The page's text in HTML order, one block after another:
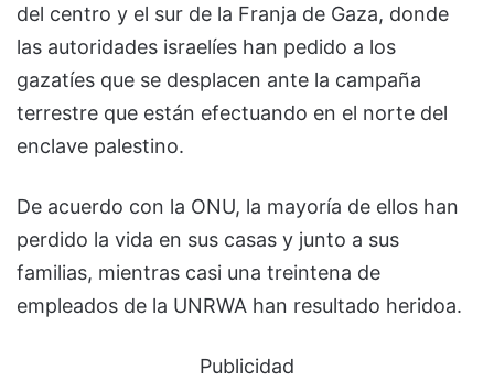
del centro y el sur de la Franja de Gaza, donde
las autoridades israelíes han pedido a los
gazatíes que se desplacen ante la campaña
terrestre que están efectuando en el norte del
enclave palestino.
De acuerdo con la ONU, la mayoría de ellos han
perdido la vida en sus casas y junto a sus
familias, mientras casi una treintena de
empleados de la UNRWA han resultado heridoa.
Publicidad